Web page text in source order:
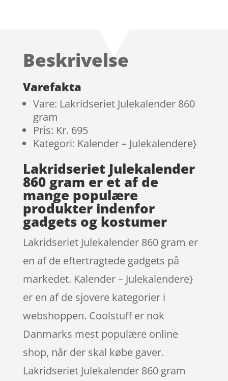
melser
Beskrivelse
Varefakta
Vare: Lakridseriet Julekalender 860
gram
Pris: Kr. 695
Kategori: Kalender – Julekalendere}
Lakridseriet Julekalender
860 gram er et af de
mange populære
produkter indenfor
gadgets og kostumer
Lakridseriet Julekalender 860 gram er
en af de eftertragtede gadgets på
markedet. Kalender – Julekalendere}
er en af de sjovere kategorier i
webshoppen. Coolstuff er nok
Danmarks mest populære online
shop, når der skal købe gaver.
Lakridseriet Julekalender 860 gram